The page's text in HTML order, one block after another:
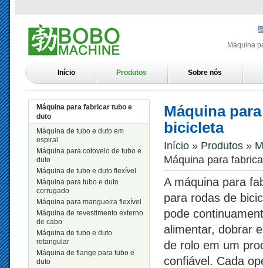
Máquina
Início Produtos Sobre nós
Máquina para fabricar tubo e
duto
Máquina de tubo e duto em
espiral
Máquina para cotovelo de tubo e
duto
Máquina de tubo e duto flexível
Máquina para tubo e duto
corrugado
Máquina para mangueira flexível
Máquina de revestimento externo
de cabo
Máquina de tubo e duto
retangular
Máquina de flange para tubo e
duto
Máquina
bicicleta
Início» Produtos»
Máquina para
A máquina para
para rodas de
pode
alimentar, dobrar
de rolo em um
confiável. Cada